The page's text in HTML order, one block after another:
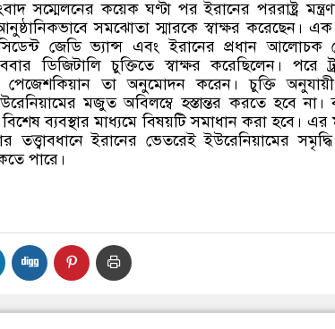
সম্মেলনের কয়েক ঘণ্টা পর ইরানের পররাষ্ট্র
সমঝোতা স্মারকে স্বাক্ষর করেছেন। এক
জেডি ভ্যান্স এবং ইরানের প্রধান আলোচক
ডিজিটালি চুক্তিতে স্বাক্ষর করেছিলেন। পরে
পেজেশকিয়ান তা অনুমোদন করেন। চুক্তি অনুযায়ী
মজুত অবিলম্বে হস্তান্তর করতে হবে
ব্যবস্থার মাধ্যমে বিষয়টি সমাধান করা হবে। এর
তত্ত্বাবধানে ইরানের ভেতরেই ইউরেনিয়ামের
পারে।